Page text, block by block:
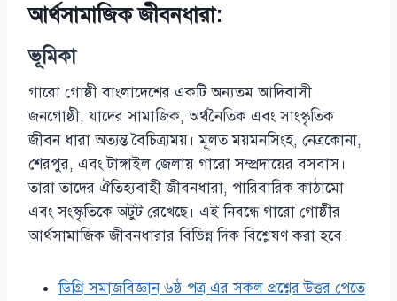
আর্থসামাজিক জীবনধারা:
ভূমিকা
গারো গোষ্ঠী বাংলাদেশের একটি অন্যতম আদিবাসী
জনগোষ্ঠী, যাদের সামাজিক, অর্থনৈতিক এবং সাংস্কৃতিক
জীবন ধারা অত্যন্ত বৈচিত্র্যময়। মূলত ময়মনসিংহ, নেত্রকোনা,
শেরপুর, এবং টাঙ্গাইল জেলায় গারো সম্প্রদায়ের বসবাস।
তারা তাদের ঐতিহ্যবাহী জীবনধারা, পারিবারিক কাঠামো
এবং সংস্কৃতিকে অটুট রেখেছে। এই নিবন্ধে গারো গোষ্ঠীর
আর্থসামাজিক জীবনধারার বিভিন্ন দিক বিশ্লেষণ করা হবে।
ডিগ্রি সমাজবিজ্ঞান ৬ষ্ঠ পত্র এর সকল প্রশ্নের উত্তর পেতে